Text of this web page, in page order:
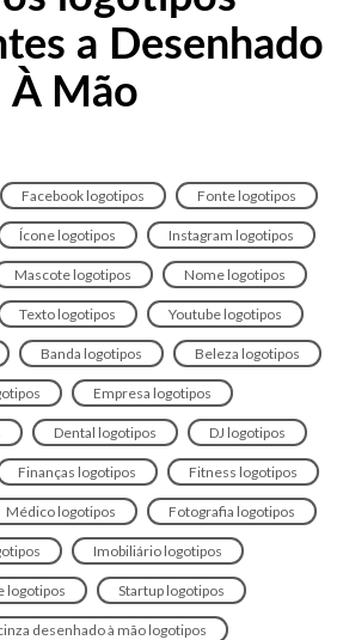
a Desenhado
À Mão
Facebook logotipos Fonte logotipos
Ícone logotipos Instagram logotipos
Mascote logotipos Nome logotipos
Texto logotipos Youtube logotipos
Banda logotipos Beleza logotipos
Empresa logotipos
Dental logotipos DJ logotipos
Finanças logotipos Fitness logotipos
Médico logotipos Fotografia logotipos
Imobiliário logotipos
logotipos Startup logotipos
desenhado à mão logotipos